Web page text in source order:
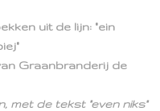
uit de lijn: "ein
Graanbranderij de
met de tekst "even niks"